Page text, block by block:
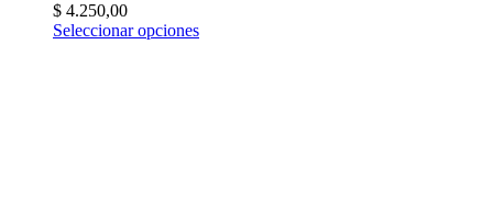
$ 4.250,00
Seleccionar opciones